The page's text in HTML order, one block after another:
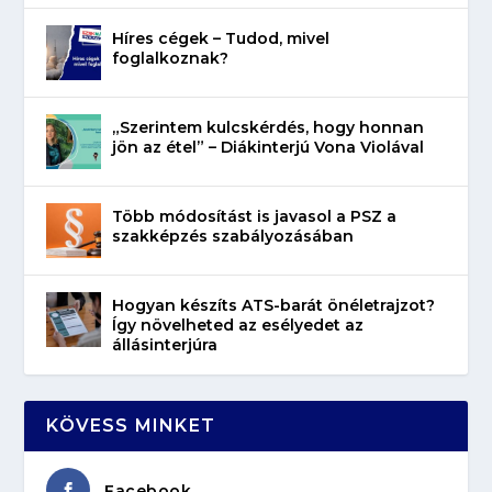
Híres cégek – Tudod, mivel
foglalkoznak?
„Szerintem kulcskérdés, hogy honnan
jön az étel” – Diákinterjú Vona Violával
Több módosítást is javasol a PSZ a
szakképzés szabályozásában
Hogyan készíts ATS-barát önéletrajzot?
Így növelheted az esélyedet az
állásinterjúra
KÖVESS MINKET